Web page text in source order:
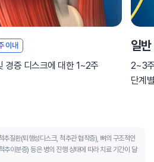
이내
경증 디스크에 대한 1~2주
일
2~3
단계
추질환(퇴행성디스크, 척추관 협착증), 뼈의 구조적인
추이분증) 등은 병의 진행 상태에 따라 치료 기간이 달